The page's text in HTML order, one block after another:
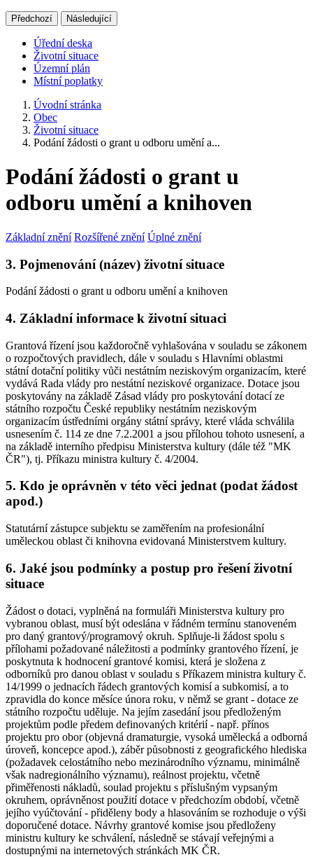
Předchozí Následující
Úřední deska
Životní situace
Územní plán
Místní poplatky
Úvodní stránka
Obec
Životní situace
Podání žádosti o grant u odboru umění a...
Podání žádosti o grant u
odboru umění a knihoven
Základní znění Rozšířené znění Úplné znění
3. Pojmenování (název) životní situace
Podání žádosti o grant u odboru umění a knihoven
4. Základní informace k životní situaci
Grantová řízení jsou každoročně vyhlašována v souladu se zákonem
o rozpočtových pravidlech, dále v souladu s Hlavními oblastmi
státní dotační politiky vůči nestátním neziskovým organizacím, které
vydává Rada vlády pro nestátní neziskové organizace. Dotace jsou
poskytovány na základě Zásad vlády pro poskytování dotací ze
státního rozpočtu České republiky nestátním neziskovým
organizacím ústředními orgány státní správy, které vláda schválila
usnesením č. 114 ze dne 7.2.2001 a jsou přílohou tohoto usnesení, a
na základě interního předpisu Ministerstva kultury (dále též "MK
ČR"), tj. Příkazu ministra kultury č. 4/2004.
5. Kdo je oprávněn v této věci jednat (podat žádost
apod.)
Statutární zástupce subjektu se zaměřením na profesionální
uměleckou oblast či knihovna evidovaná Ministerstvem kultury.
6. Jaké jsou podmínky a postup pro řešení životní
situace
Žádost o dotaci, vyplněná na formuláři Ministerstva kultury pro
vybranou oblast, musí být odeslána v řádném termínu stanoveném
pro daný grantový/programový okruh. Splňuje-li žádost spolu s
přílohami požadované náležitosti a podmínky grantového řízení, je
poskytnuta k hodnocení grantové komisi, která je složena z
odborníků pro danou oblast v souladu s Příkazem ministra kultury č.
14/1999 o jednacích řádech grantových komisí a subkomisí, a to
zpravidla do konce měsíce února roku, v němž se grant - dotace ze
státního rozpočtu uděluje. Na jejím zasedání jsou předloženým
projektům podle předem definovaných kritérií - např. přínos
projektu pro obor (objevná dramaturgie, vysoká umělecká a odborná
úroveň, koncepce apod.), záběr působnosti z geografického hlediska
(požadavek celostátního nebo mezinárodního významu, minimálně
však nadregionálního významu), reálnost projektu, včetně
přiměřenosti nákladů, soulad projektu s příslušným vypsaným
okruhem, oprávněnost použití dotace v předchozím období, včetně
jejího vyúčtování - přiděleny body a hlasováním se rozhoduje o výši
doporučené dotace. Návrhy grantové komise jsou předloženy
ministru kultury ke schválení, následně se stávají veřejnými a
dostupnými na internetových stránkách MK ČR.